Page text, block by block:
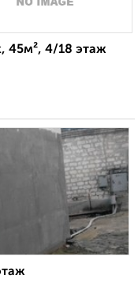
45м², 4/18 этаж